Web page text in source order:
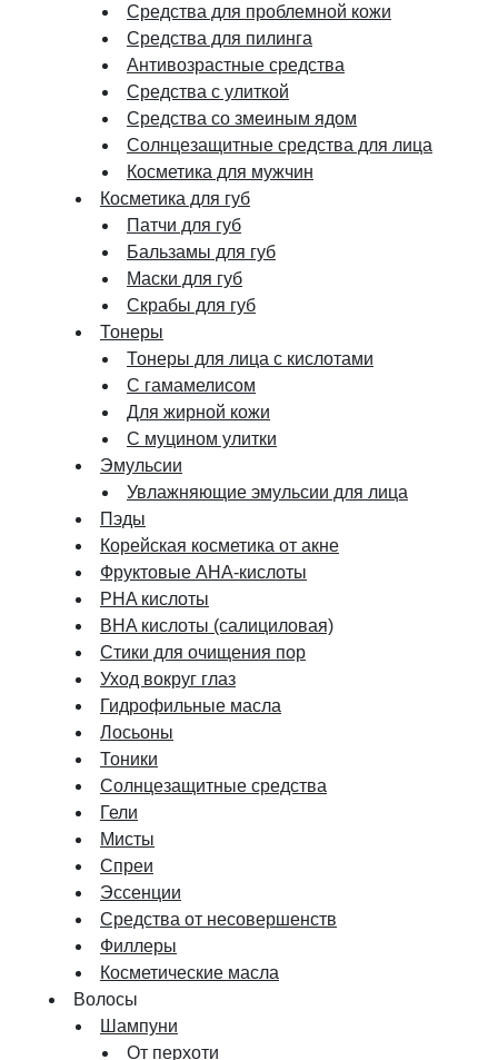
Средства для проблемной кожи
Средства для пилинга
Антивозрастные средства
Средства с улиткой
Средства со змеиным ядом
Солнцезащитные средства для лица
Косметика для мужчин
Косметика для губ
Патчи для губ
Бальзамы для губ
Маски для губ
Скрабы для губ
Тонеры
Тонеры для лица с кислотами
С гамамелисом
Для жирной кожи
С муцином улитки
Эмульсии
Увлажняющие эмульсии для лица
Пэды
Корейская косметика от акне
Фруктовые AHA-кислоты
PHA кислоты
BHA кислоты (салициловая)
Стики для очищения пор
Уход вокруг глаз
Гидрофильные масла
Лосьоны
Тоники
Солнцезащитные средства
Гели
Мисты
Спреи
Эссенции
Средства от несовершенств
Филлеры
Косметические масла
Волосы
Шампуни
От перхоти